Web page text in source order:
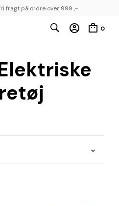
fragt på ordre over 999 ,-
0